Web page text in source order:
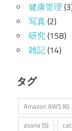
健康管理
写真(2)
研究(158)
雑記(14)
タグ
Amazon AWS(6)
asana (5)